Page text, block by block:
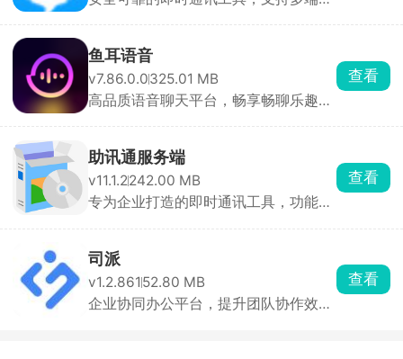
鱼耳语音
v7.86.0.0325.01 MB
高品质语音聊天平台，畅享畅聊乐趣，
查看
助讯通服务端
v11.1.2242.00 MB
专为企业打造的即时通讯工具，功能全
查看
司派
v1.2.861 52.80 MB
企业协同办公平台，提升团队协作效
查看